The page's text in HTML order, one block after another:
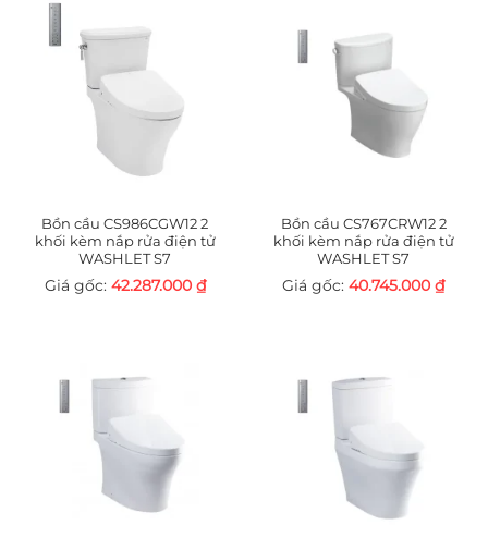
Bồn cầu CS986CGW12 2
khối kèm nắp rửa điện tử
WASHLET S7
42.287.000 ₫
Bồn cầu CS767CRW12 2
khối kèm nắp rửa điện tử
WASHLET S7
40.745.000 ₫